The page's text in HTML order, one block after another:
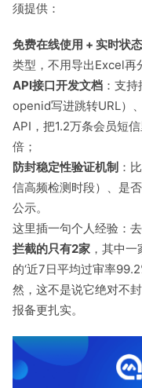
须提供：
免费在线使用 + 实时状
类型，不用导出Excel再
API接口开发文档 ：支
openid写进跳转URL）
API，把1.2万条会员短
倍；
防封稳定性验证机制 ：
信高频检测时段）、是
公示。
这里插一句个人经验：
拦截的只有2家 ，其中
的‘近7日平均过审率
然，这不是说它绝对不
报备更扎实。